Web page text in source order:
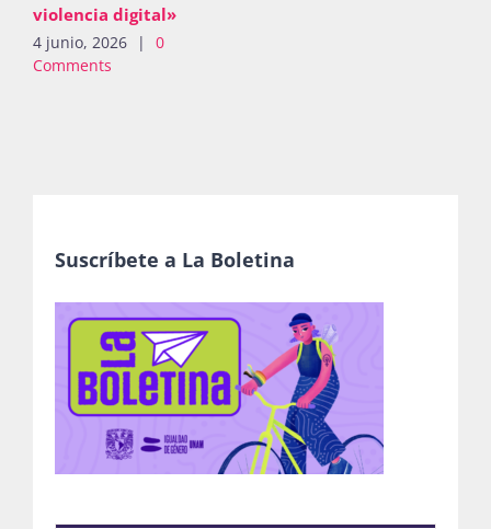
violencia digital»
4 junio, 2026 |
0
Comments
Suscríbete a La Boletina